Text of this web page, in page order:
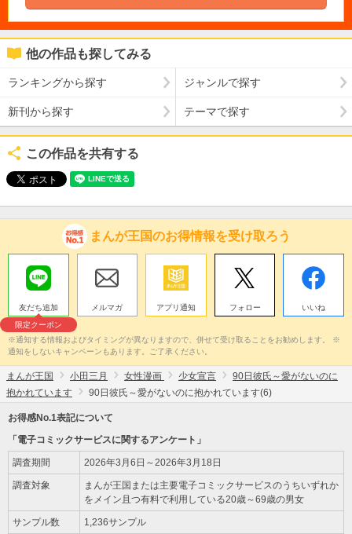
他の作品も探してみる
ランキングから探す ジャンルで探す
新刊から探す テーマで探す
この作品を共有する
まんが王国のお得情報を受け取ろう
友だち追加
限定クーポン
メルマガ アプリ通知 フォロー いいね
※通知する情報およびタイミングが異なりますので、併せて受け取ることをお勧めします。 ※
通知をしないキャンペーンもあります。ご了承ください。
まんが王国 小田三月 女性漫画 少女宣言
90日彼氏～愛がないのに
抱かれています
90日彼氏～愛がないのに抱かれています(6)
お得感No.1表記について
「電子コミックサービスに関するアンケート」
調査期間 2026年3月6日～2026年3月18日
調査対象
まんが王国または主要電子コミックサービスのうちいずれか
をメイン且つ有料で利用している20歳～69歳の男女
サンプル数 1,236サンプル